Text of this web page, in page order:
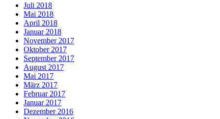
Juli 2018
Mai 2018
April 2018
Januar 2018
November 2017
Oktober 2017
September 2017
August 2017
Mai 2017
März 2017
Februar 2017
Januar 2017
Dezember 2016